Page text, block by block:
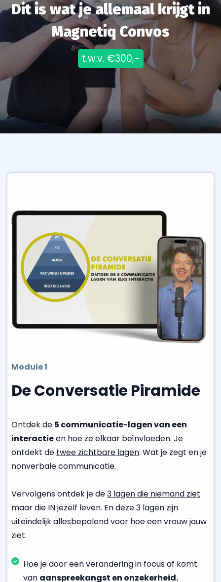
Dit is wat je allemaal krijgt in
Magnetiq Convos
t.w.v. €300,-
Module 1
De Conversatie Piramide
Ontdek de 5 communicatie-lagen van een
interactieen hoe ze elkaar beïnvloeden. Je
ontdekt de twee zichtbare lagen: Wat je zegt en je
nonverbale communicatie.
Vervolgens ontdek je de3 lagen die niemand ziet
maar die IN jezelf leven. En deze 3 lagen zijn
uiteindelijk allesbepalend voor hoe een vrouw jouw
ziet.
Hoe je door een verandering in focus af komt
van aanspreekangst en onzekerheid.